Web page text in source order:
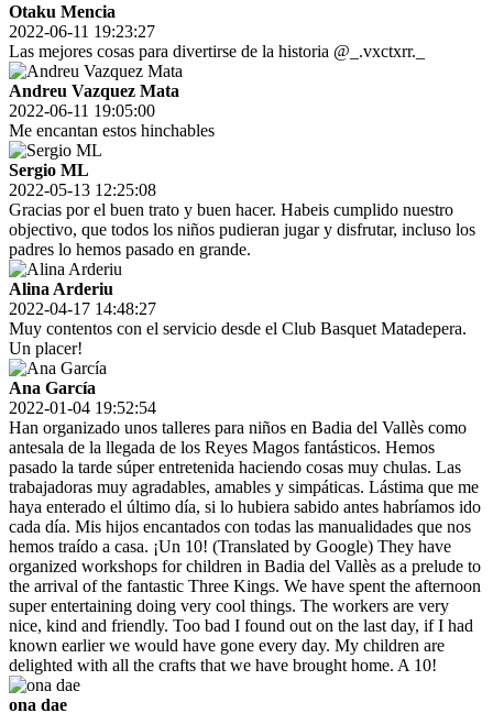
Otaku Mencia
2022-06-11 19:23:27
Las mejores cosas para divertirse de la historia @_.vxctxrr._
Andreu Vazquez Mata
2022-06-11 19:05:00
Me encantan estos hinchables
Sergio ML
2022-05-13 12:25:08
Gracias por el buen trato y buen hacer. Habeis cumplido nuestro
objectivo, que todos los niños pudieran jugar y disfrutar, incluso los
padres lo hemos pasado en grande.
Alina Arderiu
2022-04-17 14:48:27
Muy contentos con el servicio desde el Club Basquet Matadepera.
Un placer!
Ana García
2022-01-04 19:52:54
Han organizado unos talleres para niños en Badia del Vallès como
antesala de la llegada de los Reyes Magos fantásticos. Hemos
pasado la tarde súper entretenida haciendo cosas muy chulas. Las
trabajadoras muy agradables, amables y simpáticas. Lástima que me
haya enterado el último día, si lo hubiera sabido antes habríamos ido
cada día. Mis hijos encantados con todas las manualidades que nos
hemos traído a casa. ¡Un 10! (Translated by Google) They have
organized workshops for children in Badia del Vallès as a prelude to
the arrival of the fantastic Three Kings. We have spent the afternoon
super entertaining doing very cool things. The workers are very
nice, kind and friendly. Too bad I found out on the last day, if I had
known earlier we would have gone every day. My children are
delighted with all the crafts that we have brought home. A 10!
ona dae